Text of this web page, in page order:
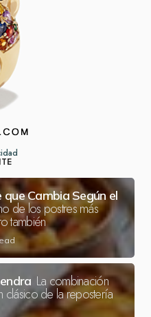
Cambia Según el
de los postres más
también
La combinación
clásico de la repostería